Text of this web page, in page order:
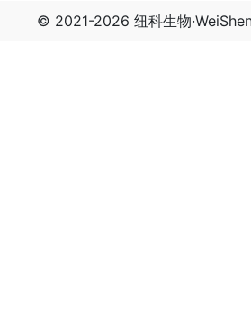
© 2021-2026 纽科生物